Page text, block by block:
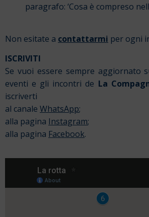
paragrafo: ‘Cosa è compreso
Non esitate a contattarmi per ogni
ISCRIVITI
Se vuoi essere sempre aggiornato
eventi e gli incontri de La
iscriverti
al canale WhatsApp;
alla pagina Instagram;
alla pagina Facebook.